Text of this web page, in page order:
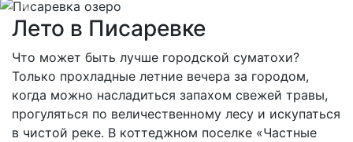
Previous
Лето в Писаревке
Что может быть лучше городской суматохи?
Только прохладные летние вечера за городом,
когда можно насладиться запахом свежей травы,
прогуляться по величественному лесу и искупаться
в чистой реке. В коттеджном поселке «Частные